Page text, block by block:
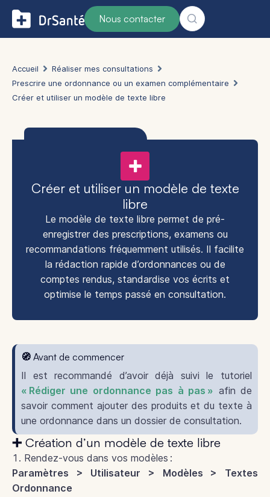
Nous contacter
Accueil
Réaliser mes consultations
Prescrire une ordonnance ou un examen complémentaire
Créer et utiliser un modèle de texte libre
Créer et utiliser un modèle de texte
libre
Le modèle de texte libre permet de pré-
enregistrer des prescriptions, examens ou
recommandations fréquemment utilisés. Il facilite
la rédaction rapide d’ordonnances ou de
comptes rendus, standardise vos écrits et
optimise le temps passé en consultation.
🧭 Avant de commencer
Il est recommandé d’avoir déjà suivi le tutoriel
« Rédiger une ordonnance pas à pas » afin de
savoir comment ajouter des produits et du texte à
une ordonnance dans un dossier de consultation.
➕ Création d’un modèle de texte libre
Rendez-vous dans vos modèles :
Paramètres > Utilisateur > Modèles > Textes
Ordonnance